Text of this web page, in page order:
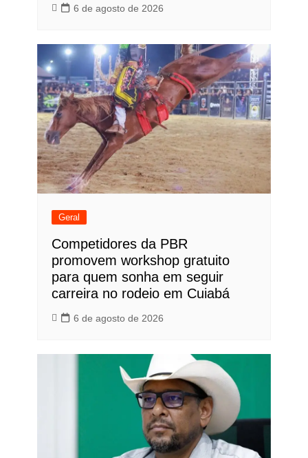
6 de agosto de 2026
Geral
Competidores da PBR
promovem workshop gratuito
para quem sonha em seguir
carreira no rodeio em Cuiabá
6 de agosto de 2026